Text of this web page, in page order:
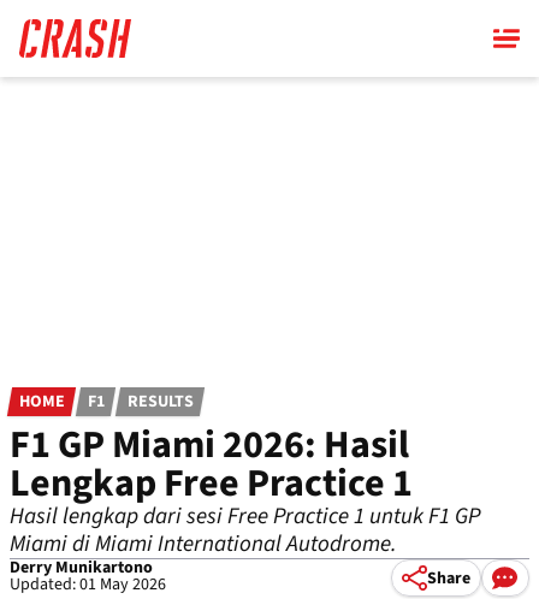
main
content
HOME F1 RESULTS
F1 GP Miami 2026: Hasil
Lengkap Free Practice 1
Hasil lengkap dari sesi Free Practice 1 untuk F1 GP
Miami di Miami International Autodrome.
Derry Munikartono
Updated: 01 May 2026 Share